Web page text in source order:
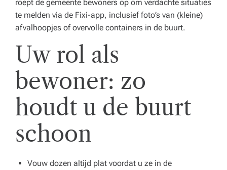
roept de gemeente bewoners op om verdachte situaties
te melden via de Fixi-app, inclusief foto’s van (kleine)
afvalhoopjes of overvolle containers in de buurt.
Uw rol als
bewoner: zo
houdt u de buurt
schoon
Vouw dozen altijd plat voordat u ze in de